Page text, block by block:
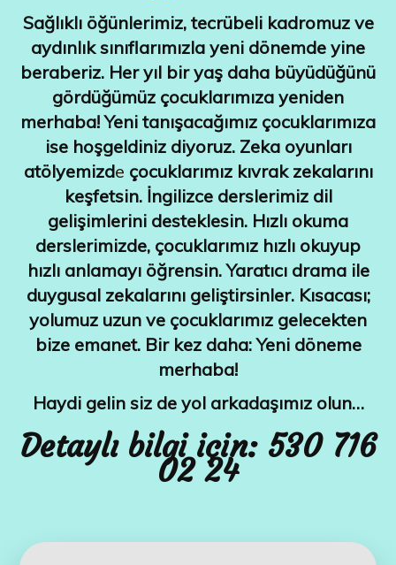
Sağlıklı öğünlerimiz, tecrübeli kadromuz ve
aydınlık sınıflarımızla yeni dönemde yine
beraberiz. Her yıl bir yaş daha büyüdüğünü
gördüğümüz çocuklarımıza yeniden
merhaba! Yeni tanışacağımız çocuklarımıza
ise hoşgeldiniz diyoruz. Zeka oyunları
atölyemizde çocuklarımız kıvrak zekalarını
keşfetsin. İngilizce derslerimiz dil
gelişimlerini desteklesin. Hızlı okuma
derslerimizde, çocuklarımız hızlı okuyup
hızlı anlamayı öğrensin. Yaratıcı drama ile
duygusal zekalarını geliştirsinler. Kısacası;
yolumuz uzun ve çocuklarımız gelecekten
bize emanet. Bir kez daha: Yeni döneme
merhaba!
Haydi gelin siz de yol arkadaşımız olun…
Detaylı bilgi için: 530 716
02 24